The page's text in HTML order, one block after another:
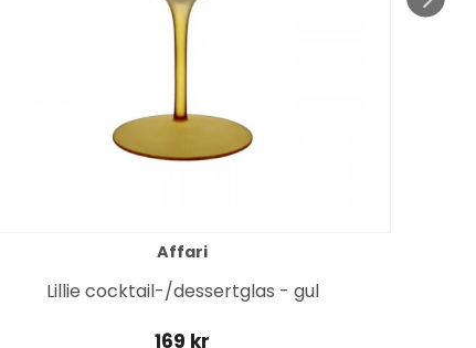
Affari
Lillie cocktail-/dessertglas - gul
169 kr